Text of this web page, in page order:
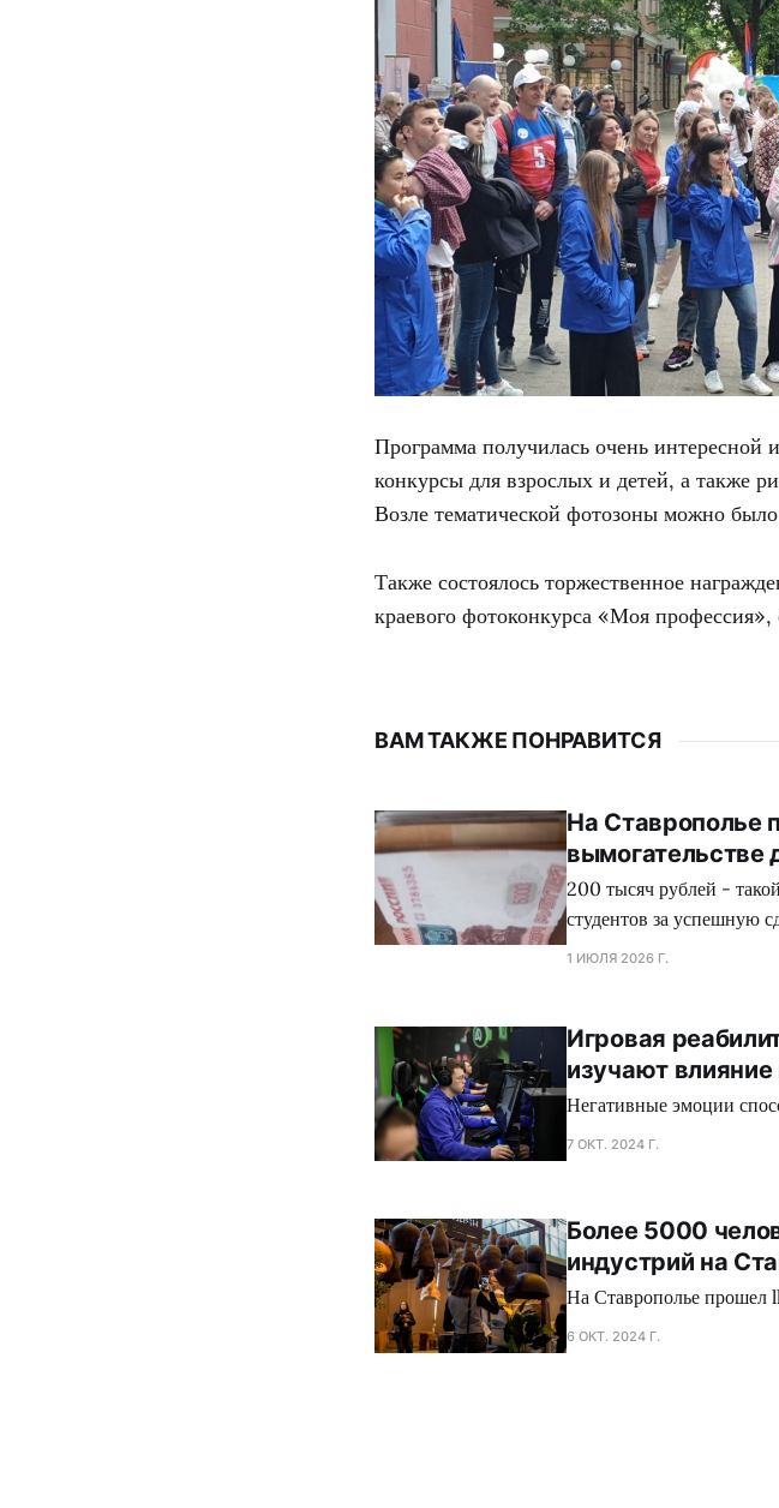
Программа получилась очень
конкурсы для взрослых и детей, а также
Возле тематической фотозоны можно
Также состоялось торжественное
краевого фотоконкурса «Моя профессия»,
ВАМ ТАКЖЕ ПОНРАВИТСЯ
На Ставрополье
вымогательстве
200 тысяч рублей -
студентов за успешную
1 ИЮЛЯ 2026 Г.
Игровая
изучают влияние
Негативные эмоции
7 ОКТ. 2024 Г.
Более 5000
индустрий на
На Ставрополье прошел
6 ОКТ. 2024 Г.